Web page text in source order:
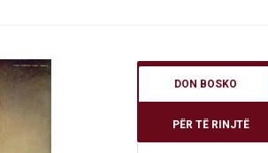
DON BOSKO
PËR TË RINJTË